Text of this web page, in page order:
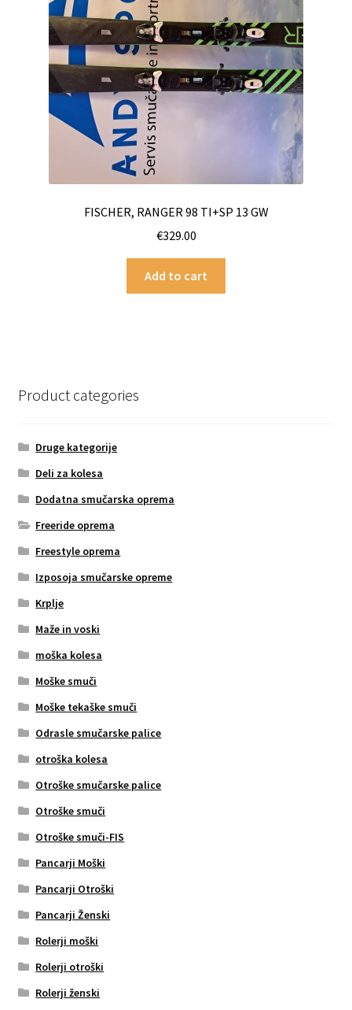
FISCHER, RANGER 98 TI+SP 13 GW
€329.00
Add to cart
Product categories
Druge kategorije
Deli za kolesa
Dodatna smučarska oprema
Freeride oprema
Freestyle oprema
Izposoja smučarske opreme
Krplje
Maže in voski
moška kolesa
Moške smuči
Moške tekaške smuči
Odrasle smučarske palice
otroška kolesa
Otroške smučarske palice
Otroške smuči
Otroške smuči-FIS
Pancarji Moški
Pancarji Otroški
Pancarji Ženski
Rolerji moški
Rolerji otroški
Rolerji ženski